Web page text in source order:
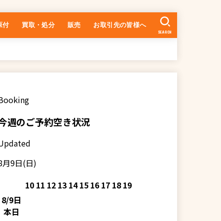
付 買取・処分 販売 お取引先の皆様へ
SEARCH